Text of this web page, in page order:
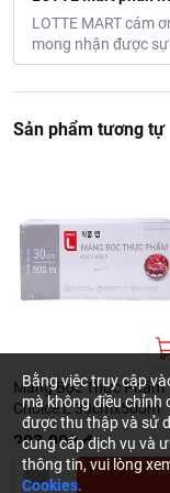
Nhờ đó, chất lượng
tin tưởng và yên tâm
Thông tin từ LOTTE
đơn hàng của
https://
LOTTE MART cám
mong nhận được
Sản phẩm tương tự
Màng Bọc Thực Phẩm
Choice L 30cmx500m
293.900 ₫
49Lượt xem
Bằng việc truy cập
mà không điều chỉnh
được thu thập và sử
cung cấp dịch vụ và
thông tin, vui lòng
Cookies.